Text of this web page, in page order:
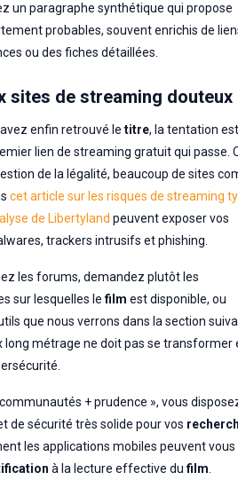
un paragraphe synthétique qui propose
probables, souvent enrichis de
ou des fiches détaillées.
sites de streaming douteux
enfin retrouvé le titre, la tentation
lien de streaming gratuit qui passe.
de la légalité, beaucoup de sites
cet article sur les risques de streaming
de Libertyland peuvent exposer vos
trackers intrusifs et phishing.
les forums, demandez plutôt les
sur lesquelles le film est disponible, ou
que nous verrons dans la section
long métrage ne doit pas se transformer
+ prudence », vous
de sécurité très solide pour vos
les applications mobiles peuvent vous
à la lecture effective du film